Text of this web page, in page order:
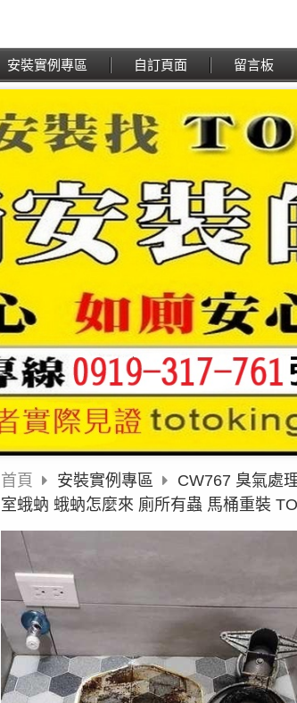
安裝實例專區 自訂頁面 留言板
首頁 安裝實例專區 CW767 臭氣處
室蛾蚋 蛾蚋怎麼來 廁所有蟲 馬桶重裝